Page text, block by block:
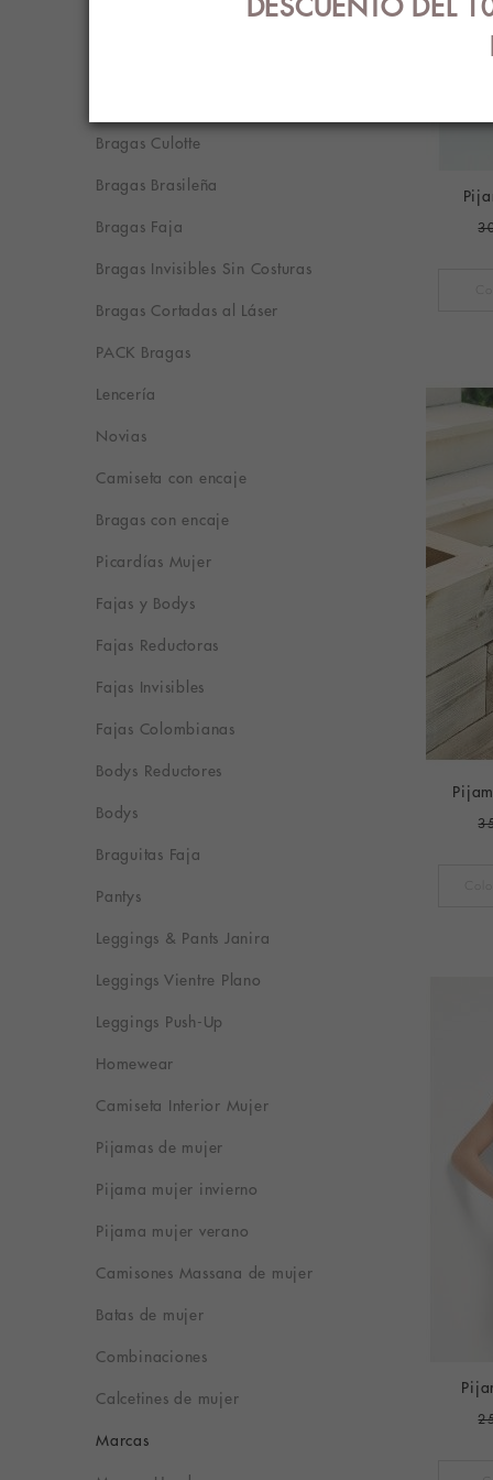
Bragas Culotte
Bragas Brasileña
Bragas Faja
Bragas Invisibles Sin Costuras
Bragas Cortadas al Láser
PACK Bragas
Lencería
Novias
Camiseta con encaje
Bragas con encaje
Picardías Mujer
Fajas y Bodys
Fajas Reductoras
Fajas Invisibles
Fajas Colombianas
Bodys Reductores
Bodys
Braguitas Faja
Pantys
Leggings & Pants Janira
Leggings Vientre Plano
Leggings Push-Up
Homewear
Camiseta Interior Mujer
Pijamas de mujer
Pijama mujer invierno
Pijama mujer verano
Camisones Massana de mujer
Batas de mujer
Combinaciones
Calcetines de mujer
Marcas